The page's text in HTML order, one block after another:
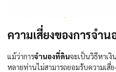
ความเสี่ยงของการจำ
แม้ว่าการจำนองที่ดินจะเป็นวิธีหาเ
หลายท่านไม่สามารถยอมรับความเสี่